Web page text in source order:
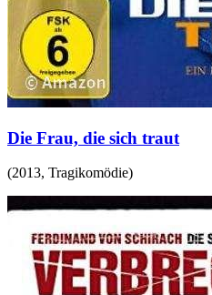
Die Frau, die sich traut
(2013, Tragikomödie)